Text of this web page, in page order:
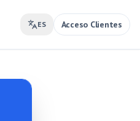
ES Acceso Clientes